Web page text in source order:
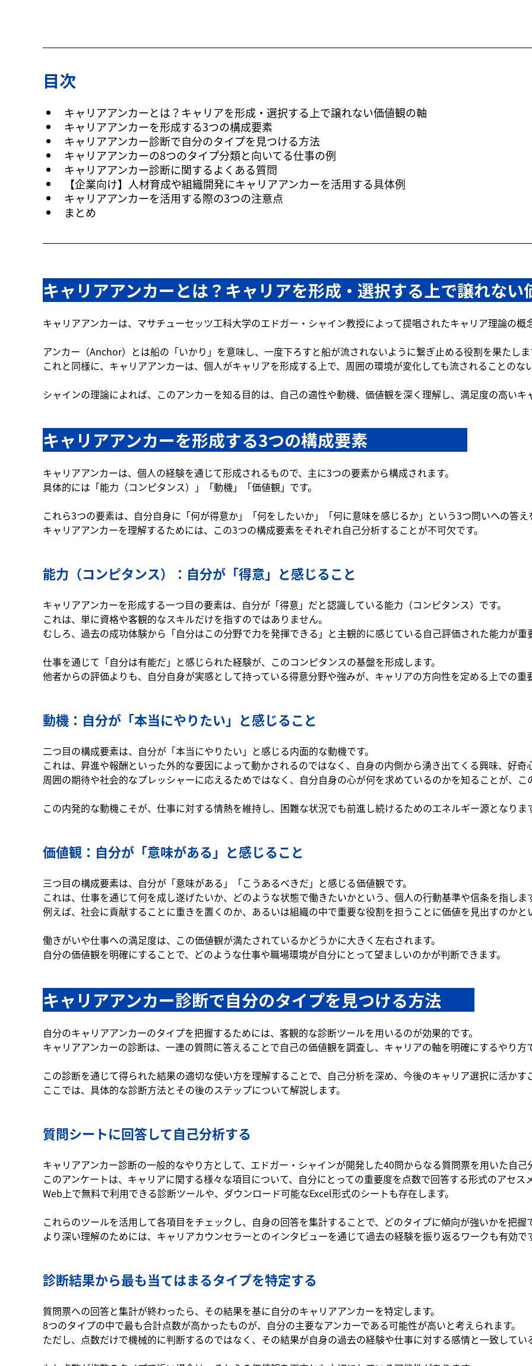
目次
キャリアアンカーとは？キャリアを形成・選択する上で譲れない価値観の軸
キャリアアンカーを形成する3つの構成要素
キャリアアンカー診断で自分のタイプを見つける方法
キャリアアンカーの8つのタイプ分類と向いてる仕事の例
キャリアアンカー診断に関するよくある質問
【企業向け】人材育成や組織開発にキャリアアンカーを活用する具体例
キャリアアンカーを活用する際の3つの注意点
まとめ
キャリアアンカーとは？キャリアを形成・選択する上で譲れな
キャリアアンカーは、マサチューセッツ工科大学のエドガー・シャイン教授によって提唱されたキャリア理論の概念
アンカー（Anchor）とは船の「いかり」を意味し、一度下ろすと船が流されないように繋ぎ止める役割を果たしま
これと同様に、キャリアアンカーは、個人がキャリアを形成する上で、周囲の環境が変化しても流されることのな
シャインの理論によれば、このアンカーを知る目的は、自己の適性や動機、価値観を深く理解し、満足度の高いキ
キャリアアンカーを形成する3つの構成要素
キャリアアンカーは、個人の経験を通じて形成されるもので、主に3つの要素から構成されます。
具体的には「能力（コンピタンス）」「動機」「価値観」です。
これら3つの要素は、自分自身に「何が得意か」「何をしたいか」「何に意味を感じるか」という3つ問いへの答え
キャリアアンカーを理解するためには、この3つの構成要素をそれぞれ自己分析することが不可欠です。
能力（コンピタンス）：自分が「得意」と感じること
キャリアアンカーを形成する一つ目の要素は、自分が「得意」だと認識している能力（コンピタンス）です。
これは、単に資格や客観的なスキルだけを指すのではありません。
むしろ、過去の成功体験から「自分はこの分野で力を発揮できる」と主観的に感じている自己評価された能力が重
仕事を通じて「自分は有能だ」と感じられた経験が、このコンピタンスの基盤を形成します。
他者からの評価よりも、自分自身が実感として持っている得意分野や強みが、キャリアの方向性を定める上での重
動機：自分が「本当にやりたい」と感じること
二つ目の構成要素は、自分が「本当にやりたい」と感じる内面的な動機です。
これは、昇進や報酬といった外的な要因によって動かされるのではなく、自身の内側から湧き出てくる興味、好奇
周囲の期待や社会的なプレッシャーに応えるためではなく、自分自身の心が何を求めているのかを知ることが、こ
この内発的な動機こそが、仕事に対する情熱を維持し、困難な状況でも前進し続けるためのエネルギー源となりま
価値観：自分が「意味がある」と感じること
三つ目の構成要素は、自分が「意味がある」「こうあるべきだ」と感じる価値観です。
これは、仕事を通じて何を成し遂げたいか、どのような状態で働きたいかという、個人の行動基準や信条を指しま
例えば、社会に貢献することに重きを置くのか、あるいは組織の中で重要な役割を担うことに価値を見出すのかと
働きがいや仕事への満足度は、この価値観が満たされているかどうかに大きく左右されます。
自分の価値観を明確にすることで、どのような仕事や職場環境が自分にとって望ましいのかが判断できます。
キャリアアンカー診断で自分のタイプを見つける方法
自分のキャリアアンカーのタイプを把握するためには、客観的な診断ツールを用いるのが効果的です。
キャリアアンカーの診断は、一連の質問に答えることで自己の価値観を調査し、キャリアの軸を明確にするやり方
この診断を通じて得られた結果の適切な使い方を理解することで、自己分析を深め、今後のキャリア選択に活かす
ここでは、具体的な診断方法とその後のステップについて解説します。
質問シートに回答して自己分析する
キャリアアンカー診断の一般的なやり方として、エドガー・シャインが開発した40問からなる質問票を用いた自己
このアンケートは、キャリアに関する様々な項目について、自分にとっての重要度を点数で回答する形式のアセス
Web上で無料で利用できる診断ツールや、ダウンロード可能なExcel形式のシートも存在します。
これらのツールを活用して各項目をチェックし、自身の回答を集計することで、どのタイプに傾向が強いかを把握
より深い理解のためには、キャリアカウンセラーとのインタビューを通じて過去の経験を振り返るワークも有効で
診断結果から最も当てはまるタイプを特定する
質問票への回答と集計が終わったら、その結果を基に自分のキャリアアンカーを特定します。
8つのタイプの中で最も合計点数が高かったものが、自分の主要なアンカーである可能性が高いと考えられます。
ただし、点数だけで機械的に判断するのではなく、その結果が自身の過去の経験や仕事に対する感情と一致してい